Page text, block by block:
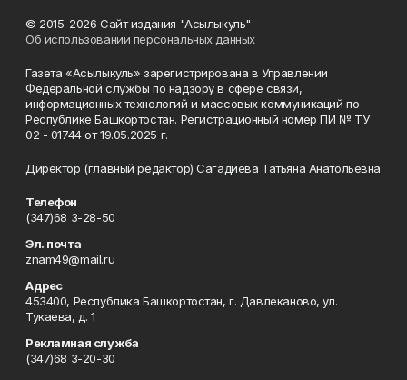
© 2015-2026 Сайт издания "Асылыкуль"
Об использовании персональных данных
Газета «Асылыкуль» зарегистрирована в Управлении
Федеральной службы по надзору в сфере связи,
информационных технологий и массовых коммуникаций по
Республике Башкортостан. Регистрационный номер ПИ № ТУ
02 - 01744 от 19.05.2025 г.
Директор (главный редактор) Сагадиева Татьяна Анатольевна
Телефон
(347)68 3-28-50
Эл. почта
znam49@mail.ru
Адрес
453400, Республика Башкортостан, г. Давлеканово, ул.
Тукаева, д. 1
Рекламная служба
(347)68 3-20-30